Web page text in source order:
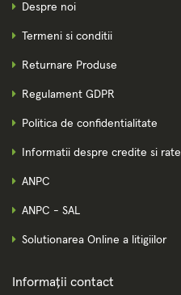
Despre noi
Termeni si conditii
Returnare Produse
Regulament GDPR
Politica de confidentialitate
Informatii despre credite si rate
ANPC
ANPC - SAL
Solutionarea Online a litigiilor
Informații contact